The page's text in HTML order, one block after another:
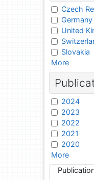
Czech
Germany
United
Slovakia
More
2024
2023
2022
2021
2020
More